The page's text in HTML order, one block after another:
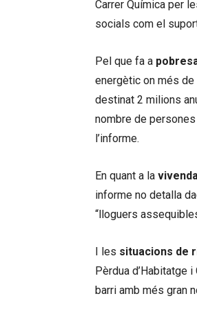
Carrer Química per
socials com el
Pel que fa a
energètic on més de
destinat 2 milions
nombre de
l’informe.
En quant a la
informe no detalla
“lloguers
I les situacions de
Pèrdua d’Habitatge
barri amb més gran